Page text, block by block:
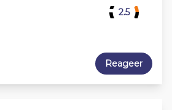
2.5
Reageer